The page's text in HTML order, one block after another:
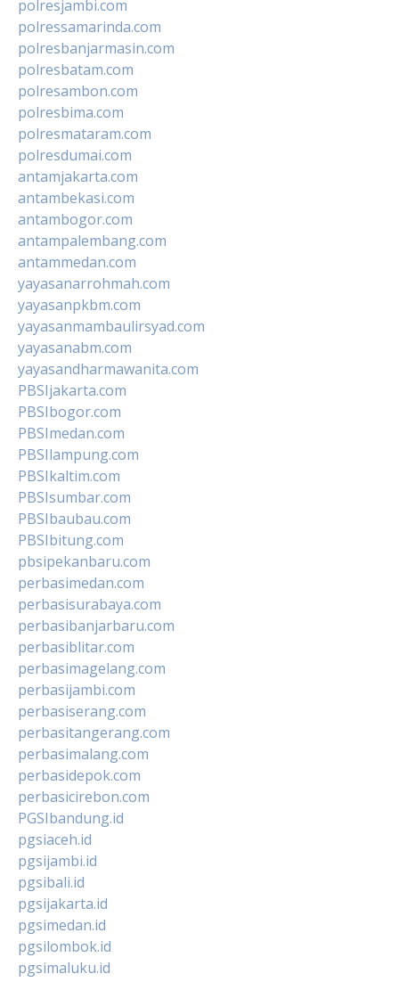
polresjambi.com
polressamarinda.com
polresbanjarmasin.com
polresbatam.com
polresambon.com
polresbima.com
polresmataram.com
polresdumai.com
antamjakarta.com
antambekasi.com
antambogor.com
antampalembang.com
antammedan.com
yayasanarrohmah.com
yayasanpkbm.com
yayasanmambaulirsyad.com
yayasanabm.com
yayasandharmawanita.com
PBSIjakarta.com
PBSIbogor.com
PBSImedan.com
PBSIlampung.com
PBSIkaltim.com
PBSIsumbar.com
PBSIbaubau.com
PBSIbitung.com
pbsipekanbaru.com
perbasimedan.com
perbasisurabaya.com
perbasibanjarbaru.com
perbasiblitar.com
perbasimagelang.com
perbasijambi.com
perbasiserang.com
perbasitangerang.com
perbasimalang.com
perbasidepok.com
perbasicirebon.com
PGSIbandung.id
pgsiaceh.id
pgsijambi.id
pgsibali.id
pgsijakarta.id
pgsimedan.id
pgsilombok.id
pgsimaluku.id